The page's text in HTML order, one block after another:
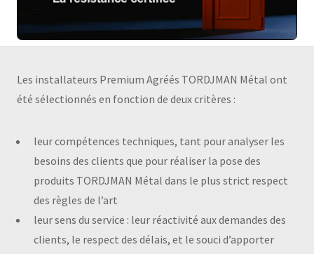
Les installateurs Premium Agréés TORDJMAN Métal ont
été sélectionnés en fonction de deux critères :
leur compétences techniques, tant pour analyser les
besoins des clients que pour réaliser la pose des
produits TORDJMAN Métal dans le plus strict respect
des règles de l’art
leur sens du service : leur réactivité aux demandes des
clients, le respect des délais, et le souci d’apporter